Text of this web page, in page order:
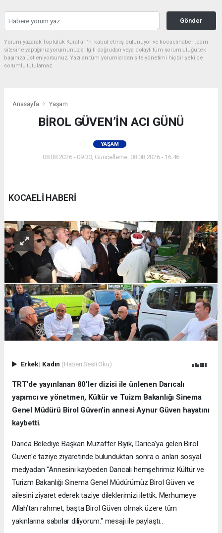
Gönder
Yorum yazarak Topluluk Kuralları’nı kabul etmiş bulunuyor ve kocaelihaberi.com
sitesine yaptığınız yorumunuzla ilgili doğrudan veya dolaylı tüm sorumluluğu tek
başınıza üstleniyorsunuz. Yazılan tüm yorumlardan site yönetimi hiçbir şekilde
sorumlu tutulamaz.
Anasayfa Yaşam
BİROL GÜVEN’İN ACI GÜNÜ
YAŞAM
08.08.2026 - 09:33, Güncelleme: 08.08.2026 - 16:46
KOCAELİ HABERİ
Erkek| Kadın (Haberi Sesli Oku)
TRT'de yayınlanan 80'ler dizisi ile ünlenen Darıcalı
yapımcı ve yönetmen, Kültür ve Tuizm Bakanlığı Sinema
Genel Müdürü Birol Güven’in annesi Aynur Güven hayatını
kaybetti.
Darıca Belediye Başkan Muzaffer Bıyık, Darıca'ya gelen Birol
Güven'e taziye ziyaretinde bulunduktan sonra o anları sosyal
medyadan "Annesini kaybeden Darıcalı hemşehrimiz Kültür ve
Turizm Bakanlığı Sinema Genel Müdürümüz Birol Güven ve
ailesini ziyaret ederek taziye dileklerimizi ilettik. Merhumeye
Allah’tan rahmet, başta Birol Güven olmak üzere tüm
yakınlarına sabırlar diliyorum." mesajı ile paylaştı..